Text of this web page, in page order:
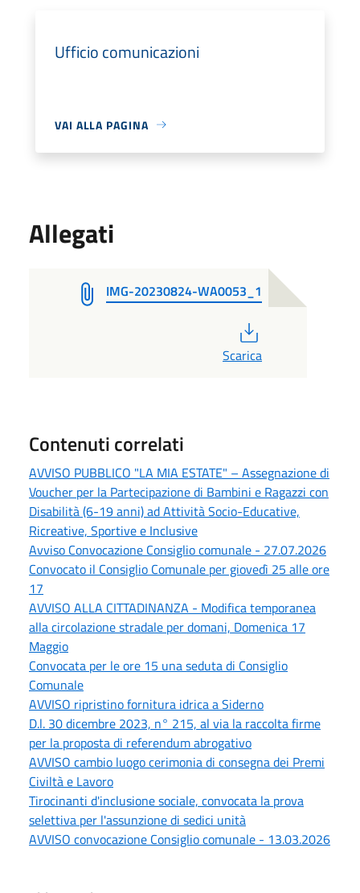
Ufficio comunicazioni
VAI ALLA PAGINA
Allegati
IMG-20230824-WA0053_1
Scarica
Contenuti correlati
AVVISO PUBBLICO "LA MIA ESTATE" – Assegnazione di
Voucher per la Partecipazione di Bambini e Ragazzi con
Disabilità (6-19 anni) ad Attività Socio-Educative,
Ricreative, Sportive e Inclusive
Avviso Convocazione Consiglio comunale - 27.07.2026
Convocato il Consiglio Comunale per giovedì 25 alle ore
17
AVVISO ALLA CITTADINANZA - Modifica temporanea
alla circolazione stradale per domani, Domenica 17
Maggio
Convocata per le ore 15 una seduta di Consiglio
Comunale
AVVISO ripristino fornitura idrica a Siderno
D.l. 30 dicembre 2023, n° 215, al via la raccolta firme
per la proposta di referendum abrogativo
AVVISO cambio luogo cerimonia di consegna dei Premi
Civiltà e Lavoro
Tirocinanti d'inclusione sociale, convocata la prova
selettiva per l'assunzione di sedici unità
AVVISO convocazione Consiglio comunale - 13.03.2026